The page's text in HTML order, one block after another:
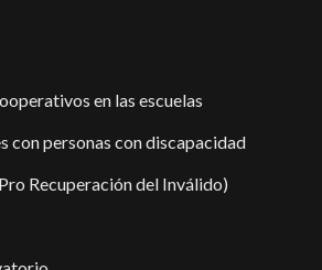
en las escuelas
con personas con discapacidad
Recuperación del Inválido)